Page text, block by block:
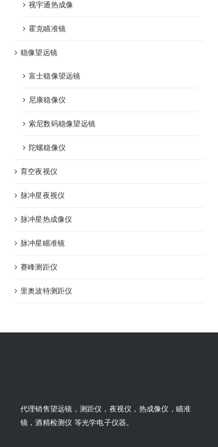
视宇通热成像
霍克瞄准镜
稳像望远镜
富士稳像望远镜
尼康稳像仪
索尼数码稳像望远镜
陀螺稳像仪
育空夜视仪
脉冲星夜视仪
脉冲星热成像仪
脉冲星瞄准镜
赛峰测距仪
里奥波特测距仪
代理销售望远镜，测距仪，夜视仪，热成像仪，瞄准
镜，酒精检测仪 等光学电子仪器。